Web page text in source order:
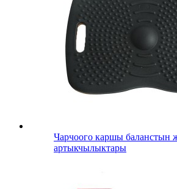
Чарчоого каршы баланстын
артыкчылыктары